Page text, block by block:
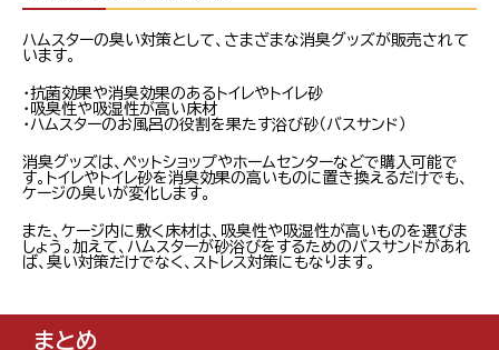
ハムスターの臭い対策として、さまざまな消臭グッズが販売されて
います。
・抗菌効果や消臭効果のあるトイレやトイレ砂
・吸臭性や吸湿性が高い床材
・ハムスターのお風呂の役割を果たす浴び砂（バスサンド）
消臭グッズは、ペットショップやホームセンターなどで購入可能で
す。トイレやトイレ砂を消臭効果の高いものに置き換えるだけでも、
ケージの臭いが変化します。
また、ケージ内に敷く床材は、吸臭性や吸湿性が高いものを選びま
しょう。加えて、ハムスターが砂浴びをするためのバスサンドがあれ
ば、臭い対策だけでなく、ストレス対策にもなります。
まとめ